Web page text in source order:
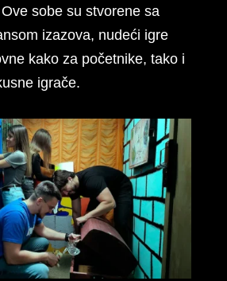
sobe su stvorene sa
izazova, nudeći igre
kako za početnike, tako i
igrače.